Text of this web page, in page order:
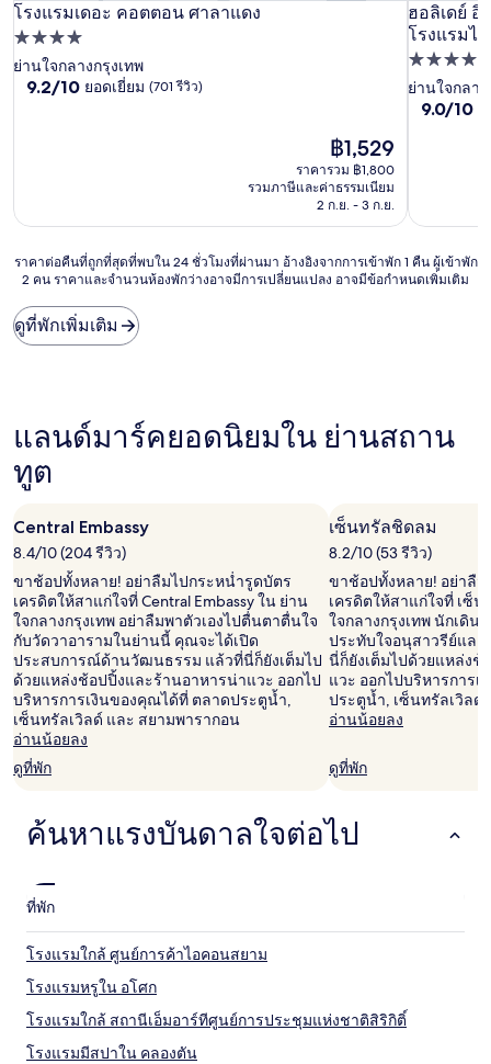
โรงแรมเดอะ คอตตอน ศาลาแดง
โรงแรมเดอะ คอตตอน ศาลาแดง
ที่พัก
4.0
ดาว
ย่านใจกลางกรุงเทพ
9.2
9.2/10 ยอดเยี่ยม (701 รีวิว)
ราคา
ปัจจุบัน
คือ
฿1,529
฿1,529
ราคารวม ฿1,800
รวมภาษีและค่าธรรมเนียม
2 ก.ย. - 3 ก.ย.
ฮอลิเดย์ อิ
โรงแรมไ
ฮอลิเดย์ อิ
ที่พัก
4.0
ดาว
ย่านใจกลาง
9.0
รีวิว)
9.0/10
ราคา
ต่อ
ที่
ถูก
ชั่วโมง
ผ่าน
อ้างอิง
จาก
การ
เข้า
พัก
1
คืน
ผู้
เข้า
พัก
2
คน
ราคา
และ
พัก
การ
เปลี่ยนแปลง
อาจ
ข้อ
กำหนด
เพิ่ม
เติม
ราคาต่อคืนที่ถูกที่สุดที่พบใน 24 ชั่วโมงที่ผ่านมา อ้างอิงจากการเข้าพัก 1 คืน ผู้เข้าพัก
2 คน ราคาและจำนวนห้องพักว่างอาจมีการเปลี่ยนแปลง อาจมีข้อกำหนดเพิ่มเติม
ดูที่พักเพิ่มเติม
แลนด์มาร์คยอดนิยมใน ย่านสถาน
ทูต
Central Embassy
8.4/10 (204 รีวิว)
ขาช้อปทั้งหลาย! อย่าลืมไปกระหน่ำรูดบัตร
เครดิตให้สาแก่ใจที่ Central Embassy ใน ย่าน
ใจกลางกรุงเทพ อย่าลืมพาตัวเองไปตื่นตาตื่นใจ
กับวัดวาอารามในย่านนี้ คุณจะได้เปิด
ประสบการณ์ด้านวัฒนธรรม แล้วที่นี่ก็ยังเต็มไป
ด้วยแหล่งช้อปปิ้งและร้านอาหารน่าแวะ ออกไป
บริหารการเงินของคุณได้ที่ ตลาดประตูน้ำ,
เซ็นทรัลเวิลด์ และ สยามพารากอน
อ่านน้อยลง
ดูที่พัก
เซ็นทรัลชิดลม
8.2/10 (53 รีวิว)
ขาช้อปทั้งหลาย! อย่าลื
เครดิตให้สาแก่ใจที่ เซ็
ใจกลางกรุงเทพ นักเดิน
ประทับใจอนุสาวรีย์แล
นี่ก็ยังเต็มไปด้วยแหล่ง
แวะ ออกไปบริหารการ
ประตูน้ำ, เซ็นทรัลเวิลด์
อ่านน้อยลง
ดูที่พัก
ค้นหาแรงบันดาลใจต่อไป
ที่พัก
โรงแรมใกล้ ศูนย์การค้าไอคอนสยาม
โรงแรมหรูใน อโศก
โรงแรมใกล้ สถานีเอ็มอาร์ทีศูนย์การประชุมแห่งชาติสิริกิติ์
โรงแรมมีสปาใน คลองตัน